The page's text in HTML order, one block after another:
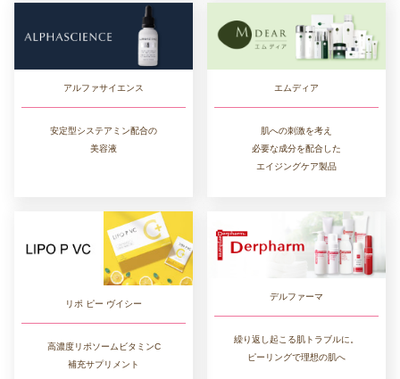
アルファサイエンス
安定型システアミン配合の
美容液
エムディア
肌への刺激を考え
必要な成分を配合した
エイジングケア製品
リポ ピー ヴイシー
高濃度リポソームビタミンC
補充サプリメント
デルファーマ
繰り返し起こる肌トラブルに。
ピーリングで理想の肌へ